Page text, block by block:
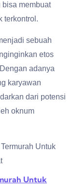
membuat
terkontrol.
sebuah
etos
adanya
karyawan
dari potensi
oknum
Untuk